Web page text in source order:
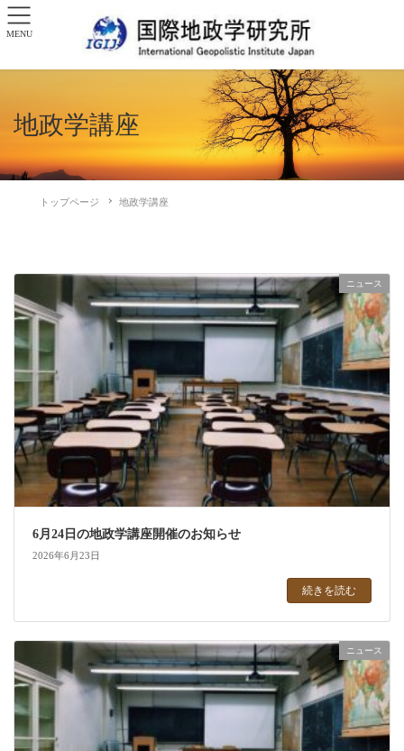
地政学講座
トップページ 地政学講座
ニュース
6月24日の地政学講座開催のお知らせ
2026年6月23日
続きを読む
ニュース
MENU